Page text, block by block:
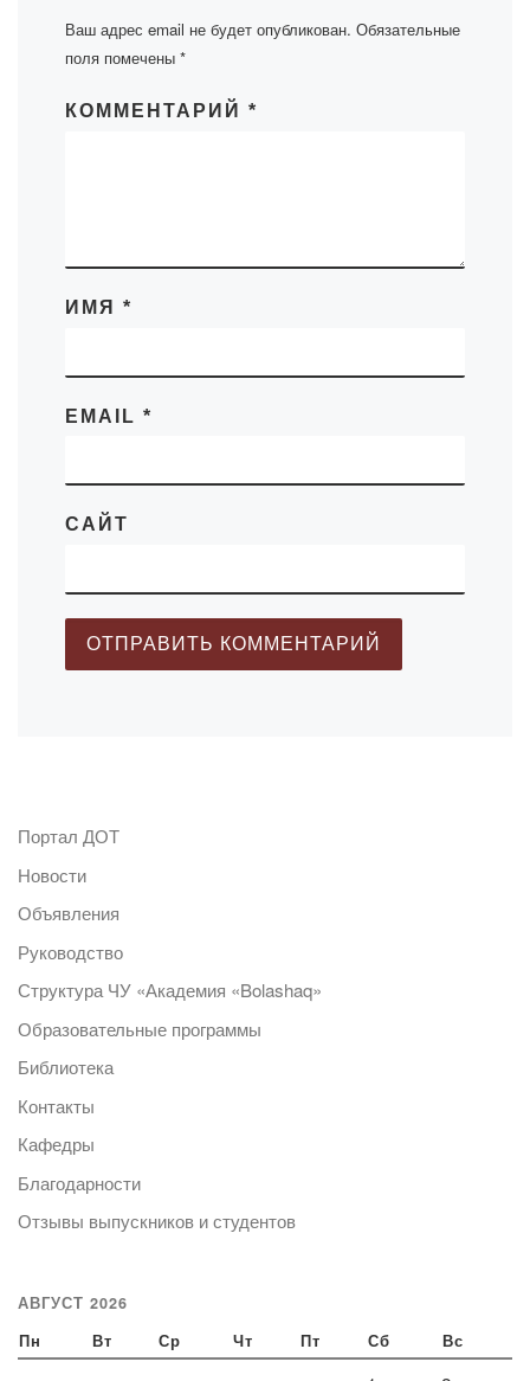
Ваш адрес email не будет опубликован. Обязательные
поля помечены *
КОММЕНТАРИЙ *
ИМЯ *
EMAIL *
САЙТ
Портал ДОТ
Новости
Объявления
Руководство
Структура ЧУ «Академия «Bolashaq»
Образовательные программы
Библиотека
Контакты
Кафедры
Благодарности
Отзывы выпускников и студентов
АВГУСТ 2026
Пн Вт Ср Чт Пт Сб Вс